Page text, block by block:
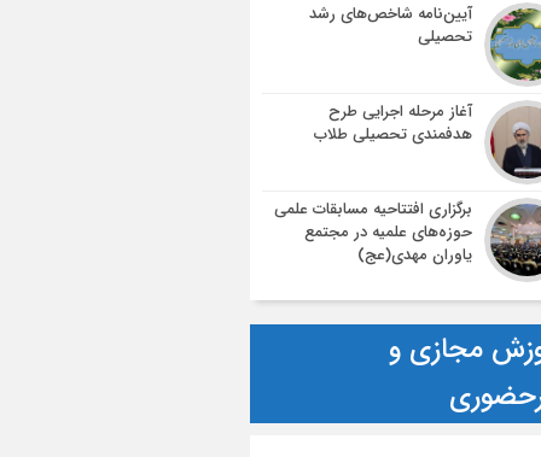
آیین‌نامه شاخص‌های رشد
تحصیلی
آغاز مرحله اجرایی طرح
هدفمندی تحصیلی طلاب
برگزاری افتتاحیه مسابقات علمی
حوزه‌های علمیه در مجتمع
یاوران مهدی(عج)
مجازی و